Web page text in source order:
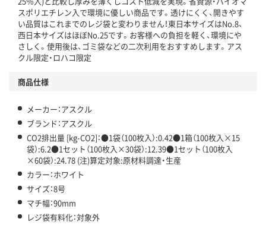
アスクル商品環境スコア詳細／加点項目 」で確認できます。
スポリエチレン入で環境に優しい商品です。透けにくく、開きやす
い品質はこれまでのレジ袋と変わりません！東日本サイズはNo.8、
西日本サイズはほぼNo.25です。お客様への負担を軽く、環境にや
さしく。使用後は、ゴミ袋などの二次利用をおすすめします。アス
クル限定・ロハコ限定
商品仕様
メーカー：アスクル
ブランド：アスクル
CO2排出量 [kg-CO2]：●1袋（100枚入）:0.42●1箱（100枚入×15
袋）:6.2●1セット（100枚入×30袋）:12.39●1セット（100枚入
×60袋）:24.78 (注)算定対象:原材料調達・生産
カラー：ホワイト
サイズ：8号
マチ幅：90mm
レジ袋有料化：対象外